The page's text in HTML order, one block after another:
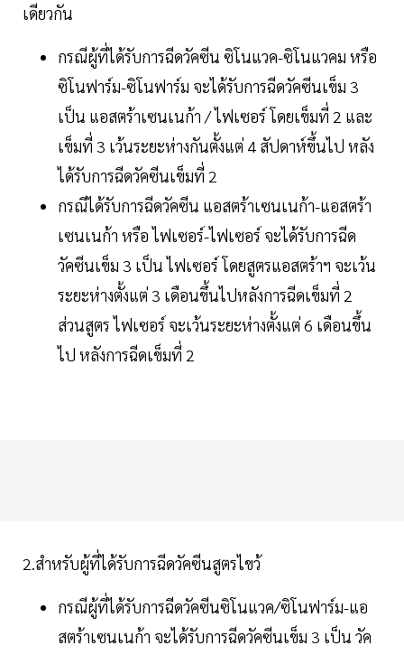
เดียวกัน
กรณีผู้ที่ได้รับการฉีดวัคซีน ซิโนแวค-ซิโนแวคม หรือ
ซิโนฟาร์ม-ซิโนฟาร์ม จะได้รับการฉีดวัคซีนเข็ม 3
เป็น แอสตร้าเซนเนก้า / ไฟเซอร์ โดยเข็มที่ 2 และ
เข็มที่ 3 เว้นระยะห่างกันตั้งแต่ 4 สัปดาห์ขึ้นไป หลัง
ได้รับการฉีดวัคซีนเข็มที่ 2
กรณีได้รับการฉีดวัคซีน แอสตร้าเซนเนก้า-แอสตร้า
เซนเนก้า หรือ ไฟเซอร์-ไฟเซอร์ จะได้รับการฉีด
วัคซีนเข็ม 3 เป็น ไฟเซอร์ โดยสูตรแอสตร้าฯ จะเว้น
ระยะห่างตั้งแต่ 3 เดือนขึ้นไปหลังการฉีดเข็มที่ 2
ส่วนสูตร ไฟเซอร์ จะเว้นระยะห่างตั้งแต่ 6 เดือนขึ้น
ไป หลังการฉีดเข็มที่ 2
2.สำหรับผู้ที่ได้รับการฉีดวัคซีนสูตรไขว้
กรณีผู้ที่ได้รับการฉีดวัคซีนซิโนแวค/ซิโนฟาร์ม-แอ
สตร้าเซนเนก้า จะได้รับการฉีดวัคซีนเข็ม 3 เป็น วัค